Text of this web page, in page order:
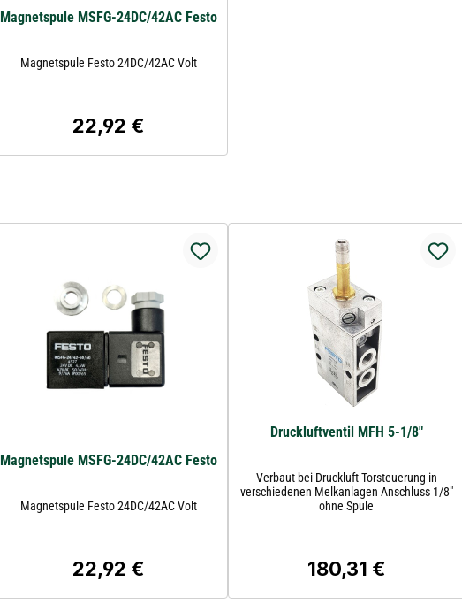
Magnetspule MSFG-24DC/42AC Festo
Magnetspule Festo 24DC/42AC Volt
Regulärer Preis:
22,92 €
Magnetspule MSFG-24DC/42AC Festo
Magnetspule Festo 24DC/42AC Volt
Regulärer Preis:
22,92 €
Druckluftventil MFH 5-1/8"
Verbaut bei Druckluft Torsteuerung in
verschiedenen Melkanlagen Anschluss 1/8"
ohne Spule
Regulärer Preis:
180,31 €